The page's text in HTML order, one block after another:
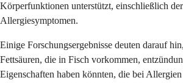
Körperfunktionen unterstützt, einschließlich
Allergiesymptomen.
Einige Forschungsergebnisse deuten darauf
Fettsäuren, die in Fisch vorkommen,
Eigenschaften haben könnten, die bei